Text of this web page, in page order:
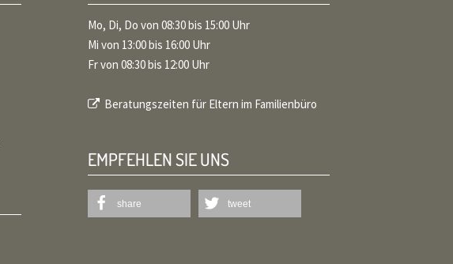
Mo, Di, Do von 08:30 bis 15:00 Uhr
Mi von 13:00 bis 16:00 Uhr
Fr von 08:30 bis 12:00 Uhr
Beratungszeiten für Eltern im Familienbüro
EMPFEHLEN SIE UNS
share tweet